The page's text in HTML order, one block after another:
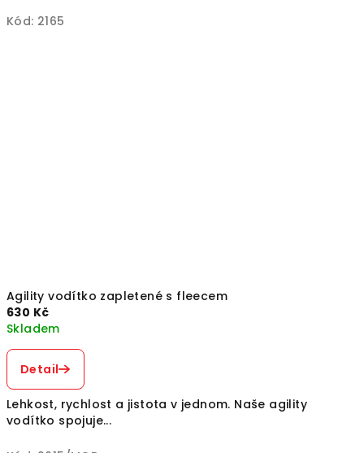
Kód: 2165
Agility vodítko zapletené s fleecem
630 Kč
Skladem
Detail
Lehkost, rychlost a jistota v jednom. Naše agility
vodítko spojuje...